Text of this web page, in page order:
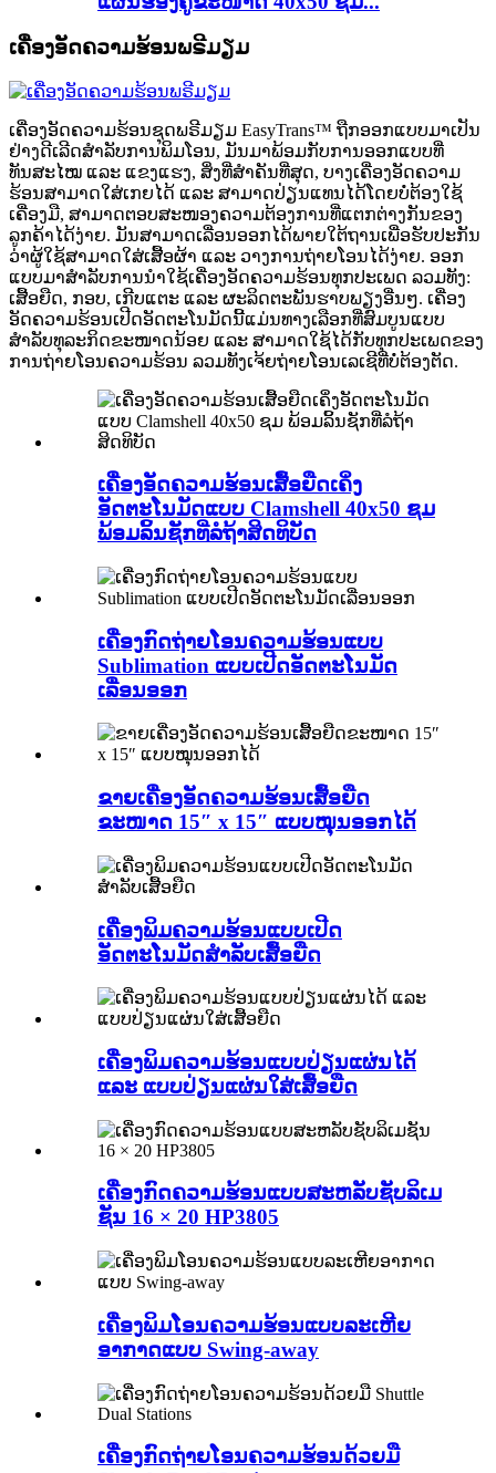
ເຄື່ອງອັດຄວາມຮ້ອນພຣີມຽມ
ເຄື່ອງອັດຄວາມຮ້ອນຊຸດພຣີມຽມ EasyTrans™ ຖືກອອກແບບມາເປັນ
ຢ່າງດີເລີດສຳລັບການພິມໂອນ, ມັນມາພ້ອມກັບການອອກແບບທີ່
ທັນສະໄໝ ແລະ ແຂງແຮງ, ສິ່ງທີ່ສຳຄັນທີ່ສຸດ, ບາງເຄື່ອງອັດຄວາມ
ຮ້ອນສາມາດໃສ່ເກຍໄດ້ ແລະ ສາມາດປ່ຽນແທນໄດ້ໂດຍບໍ່ຕ້ອງໃຊ້
ເຄື່ອງມື, ສາມາດຕອບສະໜອງຄວາມຕ້ອງການທີ່ແຕກຕ່າງກັນຂອງ
ລູກຄ້າໄດ້ງ່າຍ. ມັນສາມາດເລື່ອນອອກໄດ້ພາຍໃຕ້ຖານເພື່ອຮັບປະກັນ
ວ່າຜູ້ໃຊ້ສາມາດໃສ່ເສື້ອຜ້າ ແລະ ວາງການຖ່າຍໂອນໄດ້ງ່າຍ. ອອກ
ແບບມາສຳລັບການນຳໃຊ້ເຄື່ອງອັດຄວາມຮ້ອນທຸກປະເພດ ລວມທັງ:
ເສື້ອຍືດ, ກອບ, ເກີບແຕະ ແລະ ຜະລິດຕະພັນຮາບພຽງອື່ນໆ. ເຄື່ອງ
ອັດຄວາມຮ້ອນເປີດອັດຕະໂນມັດນີ້ແມ່ນທາງເລືອກທີ່ສົມບູນແບບ
ສຳລັບທຸລະກິດຂະໜາດນ້ອຍ ແລະ ສາມາດໃຊ້ໄດ້ກັບທຸກປະເພດຂອງ
ການຖ່າຍໂອນຄວາມຮ້ອນ ລວມທັງເຈ້ຍຖ່າຍໂອນເລເຊີທີ່ບໍ່ຕ້ອງຕັດ.
ເຄື່ອງອັດຄວາມຮ້ອນເສື້ອຍືດເຄິ່ງ
ອັດຕະໂນມັດແບບ Clamshell 40x50 ຊມ
ພ້ອມລິ້ນຊັກທີ່ລໍຖ້າສິດທິບັດ
ເຄື່ອງກົດຖ່າຍໂອນຄວາມຮ້ອນແບບ
Sublimation ແບບເປີດອັດຕະໂນມັດ
ເລື່ອນອອກ
ຂາຍເຄື່ອງອັດຄວາມຮ້ອນເສື້ອຍືດ
ຂະໜາດ 15″ x 15″ ແບບໝຸນອອກໄດ້
ເຄື່ອງພິມຄວາມຮ້ອນແບບເປີດ
ອັດຕະໂນມັດສຳລັບເສື້ອຍືດ
ເຄື່ອງພິມຄວາມຮ້ອນແບບປ່ຽນແຜ່ນໄດ້
ແລະ ແບບປ່ຽນແຜ່ນໃສ່ເສື້ອຍືດ
ເຄື່ອງກົດຄວາມຮ້ອນແບບສະຫລັບຊັບລິເມ
ຊັນ 16 × 20 HP3805
ເຄື່ອງພິມໂອນຄວາມຮ້ອນແບບລະເຫີຍ
ອາກາດແບບ Swing-away
ເຄື່ອງກົດຖ່າຍໂອນຄວາມຮ້ອນດ້ວຍມື